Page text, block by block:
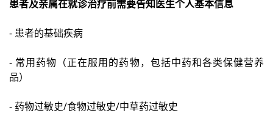
患者及亲属在就诊治疗前需要告知医生个人基本信息
- 患者的基础疾病
- 常用药物（正在服用的药物，包括中药和各类保健营养
品）
- 药物过敏史/食物过敏史/中草药过敏史